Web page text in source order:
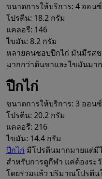
ขนาดการให้บริการ: 4 ออนซ์
โปรตีน: 18.2 กรัม
แคลอรี: 146
ไขมัน: 8.2 กรัม
หลายคนชอบปีกไก่ มันมีรส
มากกว่าต้นขาและไขมันมา
ปีกไก่
ขนาดการให้บริการ: 3 ออนซ์
โปรตีน: 20.2 กรัม
แคลอรี: 216
ไขมัน: 14.4 กรัม
ปีกไก่ มีโปรตีนมากมายแต่มี
สำหรับการดูกีฬา แค่ต้องระ
โดยรวมแล้ว ปริมาณโปรตีน